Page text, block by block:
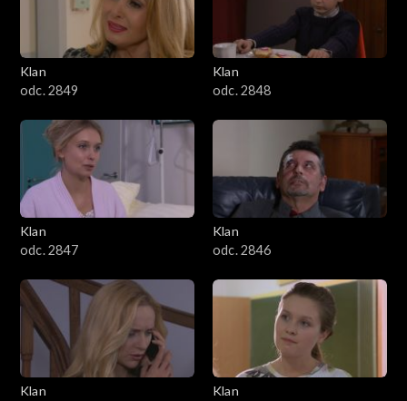
Klan
odc. 2849
Klan
odc. 2848
Klan
odc. 2847
Klan
odc. 2846
Klan
Klan